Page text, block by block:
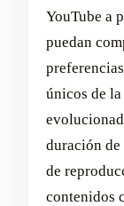
YouTube a
puedan
únicos de
duración de
de
contenidos